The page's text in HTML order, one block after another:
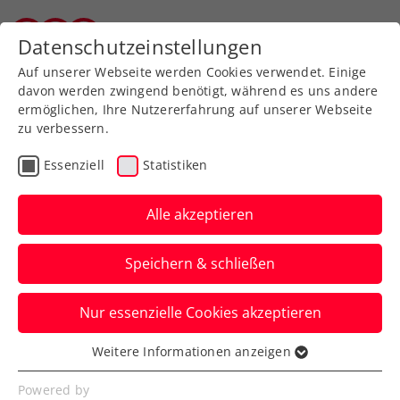
ATP
Erste Bank Open:
Hauptbewerbsstart mit 3
Gesetzten und Rodionov
So spektakulär war der Montag in Wien
noch nie. Zudem kommt Jannik Sinner
zum Talk mit Thomas Muster.
Verfasst von: Presseaussendung / Redaktion, 19.10.2025
Datenschutzeinstellungen
Auf unserer Webseite werden Cookies verwendet. Einige
davon werden zwingend benötigt, während es uns andere
ermöglichen, Ihre Nutzererfahrung auf unserer Webseite
zu verbessern.
Essenziell Statistiken
Alle akzeptieren
Speichern & schließen
Nur essenzielle Cookies akzeptieren
Essenziell
Essenzielle Cookies werden für grundlegende
Weitere Informationen anzeigen
Powered by